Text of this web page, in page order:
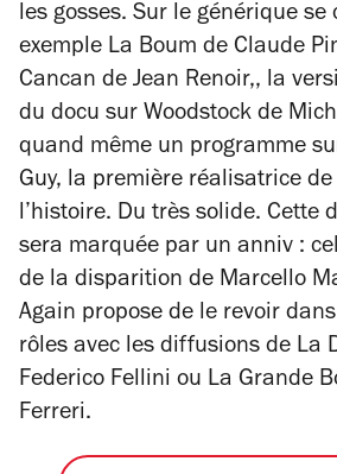
les gosses. Sur le générique se
exemple La Boum de Claude
Cancan de Jean Renoir,, la
du docu sur Woodstock de
quand même un programme
Guy, la première réalisatrice
l’histoire. Du très solide. Cette
sera marquée par un anniv :
de la disparition de Marcello
Again propose de le revoir
rôles avec les diffusions de La
Federico Fellini ou La Grande
Ferreri.